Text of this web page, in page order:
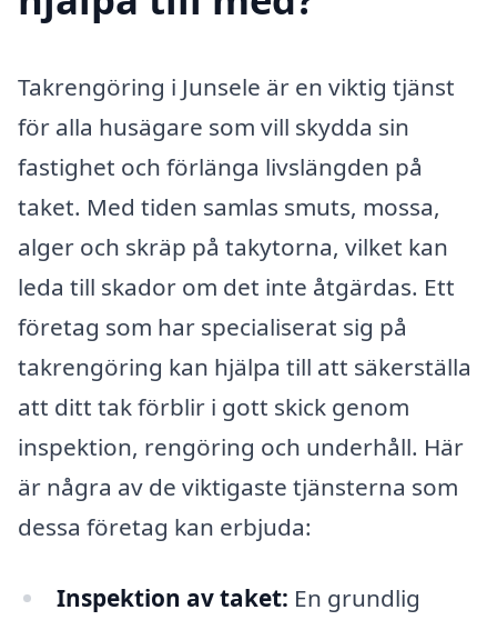
Takrengöring i Junsele är en viktig tjänst
för alla husägare som vill skydda sin
fastighet och förlänga livslängden på
taket. Med tiden samlas smuts, mossa,
alger och skräp på takytorna, vilket kan
leda till skador om det inte åtgärdas. Ett
företag som har specialiserat sig på
takrengöring kan hjälpa till att säkerställa
att ditt tak förblir i gott skick genom
inspektion, rengöring och underhåll. Här
är några av de viktigaste tjänsterna som
dessa företag kan erbjuda:
Inspektion av taket: En grundlig